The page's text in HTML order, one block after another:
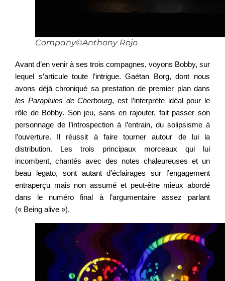
Company©Anthony Rojo
Avant d’en venir à ses trois compagnes, voyons Bobby, sur
lequel s’articule toute l’intrigue. Gaétan Borg, dont nous
avons déjà chroniqué sa prestation de premier plan dans
les Parapluies de Cherbourg, est l’interprète idéal pour le
rôle de Bobby. Son jeu, sans en rajouter, fait passer son
personnage de l’introspection à l’entrain, du solipsisme à
l’ouverture. Il réussit à faire tourner autour de lui la
distribution. Les trois principaux morceaux qui lui
incombent, chantés avec des notes chaleureuses et un
beau legato, sont autant d’éclairages sur l’engagement
entraperçu mais non assumé et peut-être mieux abordé
dans le numéro final à l’argumentaire assez parlant
(« Being alive »).